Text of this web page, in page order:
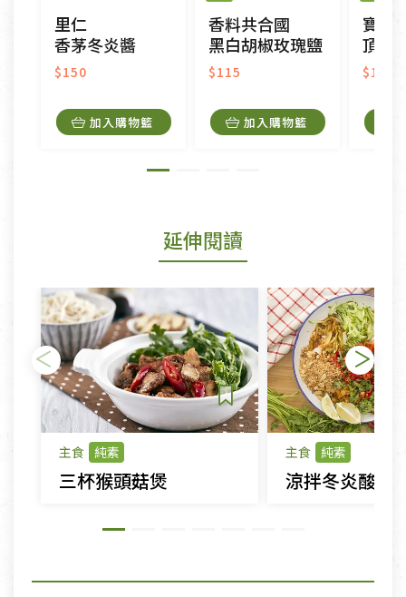
里仁
香茅冬炎醬
$150
加入購物籃
香料共合國
黑白胡椒玫瑰鹽
$115
加入購物籃
寶鼎
頂級
$155
延伸閱讀
主食 純素
三杯猴頭菇煲
主食 純素
涼拌冬炎酸辣